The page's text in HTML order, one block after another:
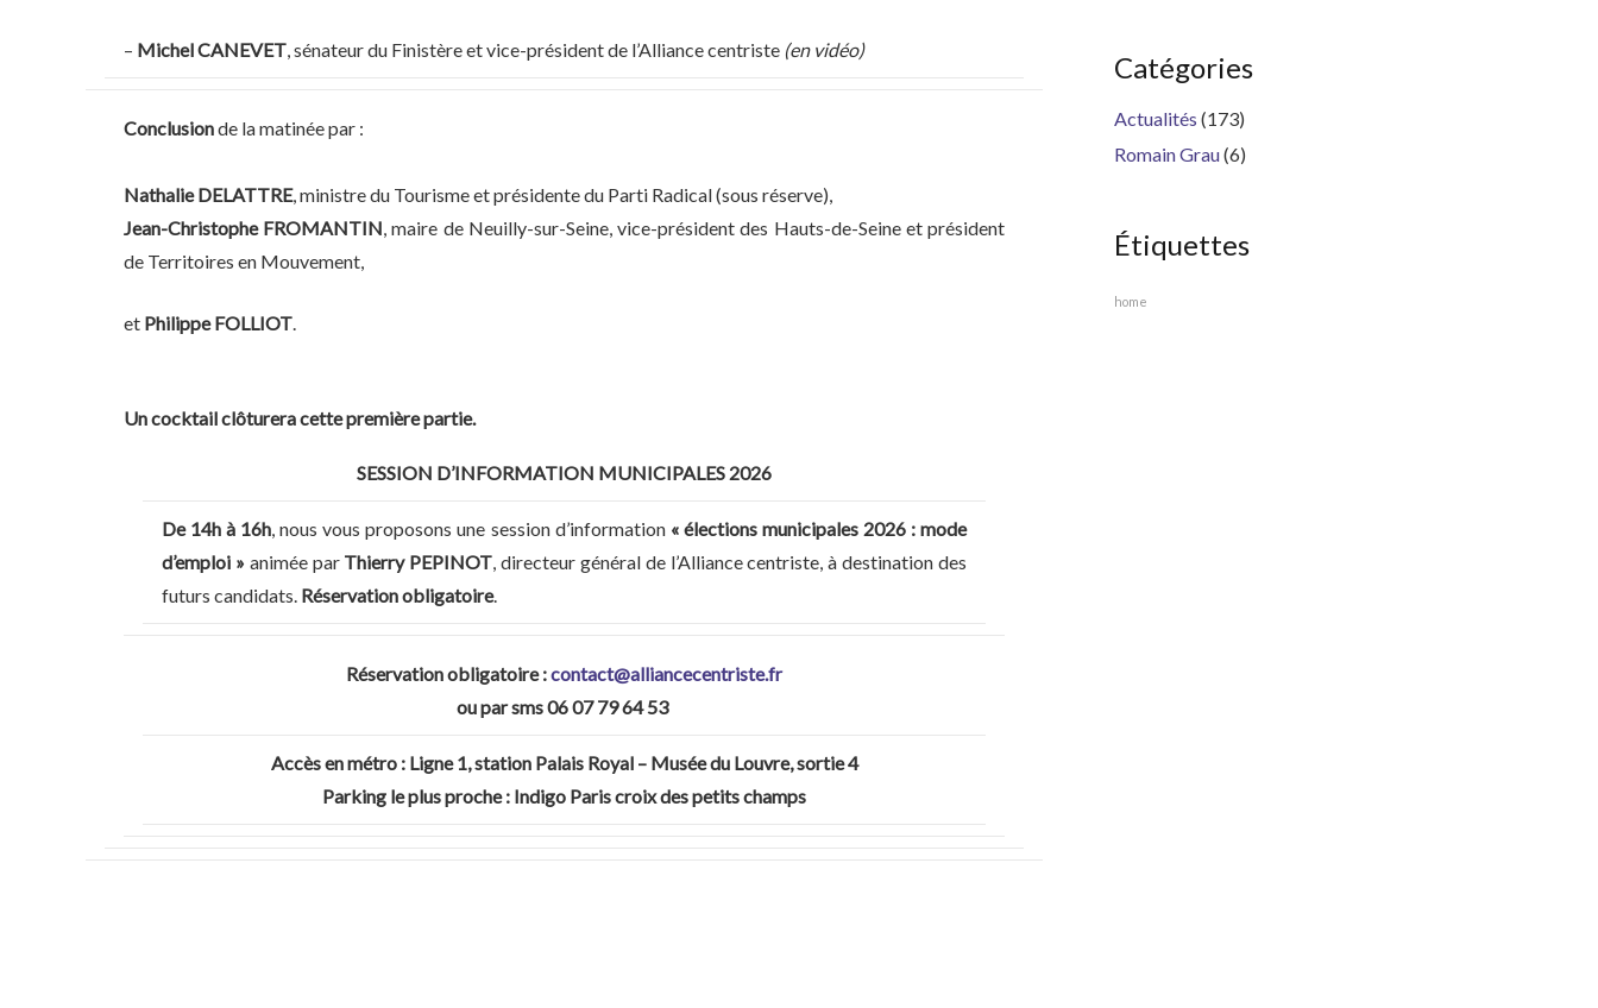
– Michel CANEVET, sénateur du Finistère et vice-président de l’Alliance centriste (en vidéo)
Conclusionde la matinée par :
Nathalie DELATTRE, ministre du Tourisme et présidente du Parti Radical (sous réserve),
Jean-Christophe FROMANTIN, maire de Neuilly-sur-Seine, vice-président des Hauts-de-Seine et président
de Territoires en Mouvement,
et Philippe FOLLIOT.
Un cocktail clôturera cette première partie.
SESSION D’INFORMATION MUNICIPALES 2026
De 14h à 16h, nous vous proposons une session d’information « élections municipales 2026 : mode
d’emploi » animée par Thierry PEPINOT, directeur général de l’Alliance centriste, à destination des
futurs candidats. Réservation obligatoire.
Réservation obligatoire :contact@alliancecentriste.fr
ou par sms 06 07 79 64 53
Accès en métro : Ligne 1, station Palais Royal – Musée du Louvre, sortie 4
Parking le plus proche : Indigo Paris croix des petits champs
Catégories
Actualités (173)
Romain Grau(6)
Étiquettes
home